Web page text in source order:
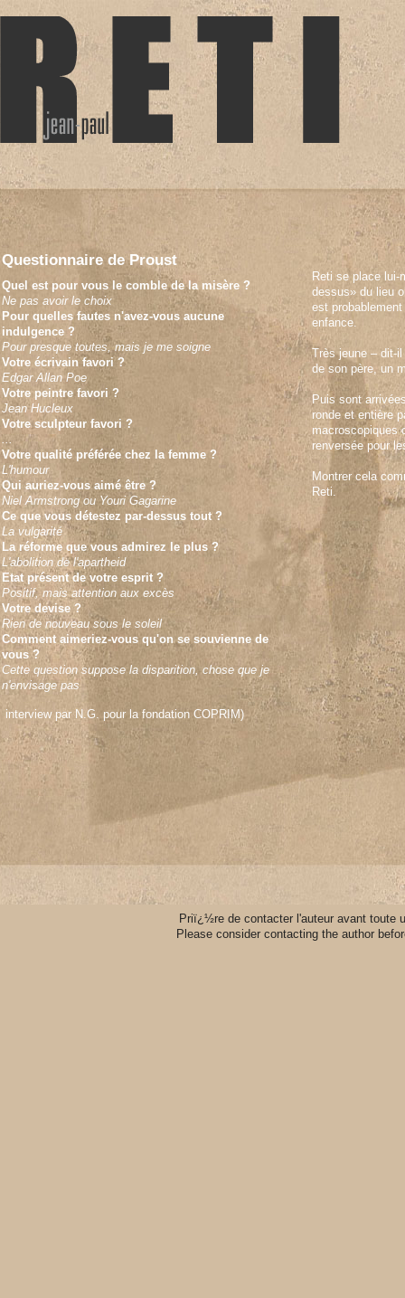
Questionnaire de Proust
Quel est pour vous le comble de la misère ?
Ne pas avoir le choix
Pour quelles fautes n'avez-vous aucune
indulgence ?
Pour presque toutes, mais je me soigne
Votre écrivain favori ?
Edgar Allan Poe
Votre peintre favori ?
Jean Hucleux
Votre sculpteur favori ?
...
Votre qualité préférée chez la femme ?
L'humour
Qui auriez-vous aimé être ?
Niel Armstrong ou Youri Gagarine
Ce que vous détestez par-dessus tout ?
La vulgarité
La réforme que vous admirez le plus ?
L'abolition de l'apartheid
Etat présent de votre esprit ?
Positif, mais attention aux excès
Votre devise ?
Rien de nouveau sous le soleil
Comment aimeriez-vous qu'on se souvienne de
vous ?
Cette question suppose la disparition, chose que je
n'envisage pas
interview par N.G. pour la fondation COPRIM)
Reti se place lui-
dessus» du lieu
est
enfance.
Très jeune – dit-
de son père, un
Puis sont
ronde et entière
macroscopiques
renversée pour
Montrer cela
Reti.
Priï¿½re de contacter l'auteur avant toute
Please consider contacting the author